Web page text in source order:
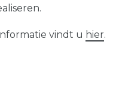
vindt u hier.